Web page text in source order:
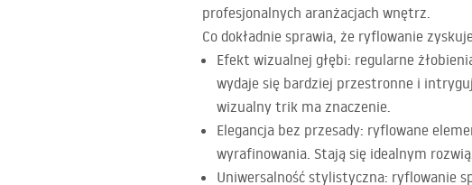
profesjonalnych aranżacjach wnętrz.
Co dokładnie sprawia, że ryflowanie
Efekt wizualnej głębi: regularne
wydaje się bardziej przestronne i
wizualny trik ma znaczenie.
Elegancja bez przesady: ryflowane
wyrafinowania. Stają się idealnym
Uniwersalność stylistyczna: ryflowanie